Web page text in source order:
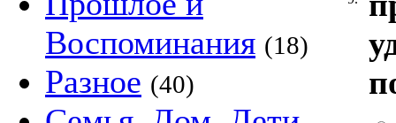
Воспоминания (18)
Разное (40)